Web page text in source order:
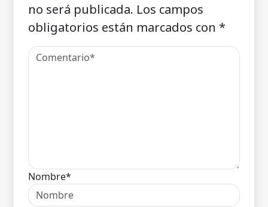
no será publicada. Los campos
obligatorios están marcados con *
Nombre*